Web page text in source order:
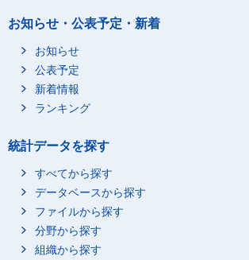
お知らせ・公表予定・新着
お知らせ
公表予定
新着情報
ランキング
統計データを探す
すべてから探す
データベースから探す
ファイルから探す
分野から探す
組織から探す